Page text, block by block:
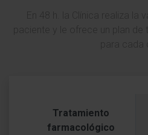
Tratamiento
farmacológico